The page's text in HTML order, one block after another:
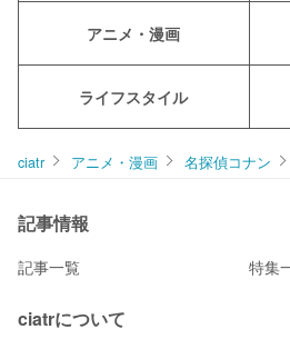
アニメ・漫画
ライフスタイル
ciatr アニメ・漫画 名探偵コナン
記事情報
記事一覧 特集
ciatrについて